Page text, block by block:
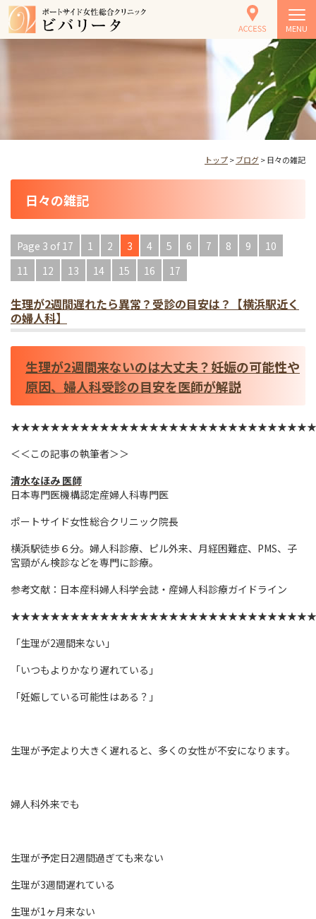
MENU
トップ>ブログ> 日々の雑記
日々の雑記
Page 3 of 17 1 2 3 4 5 6 7 8 9
10
11
12 13 14 15 16 17
生理が2週間遅れたら異常？受診の目安は？【横浜駅近く
の婦人科】
生理が2週間来ないのは大丈夫？妊娠の可能性や
原因、婦人科受診の目安を医師が解説
＜＜この記事の執筆者＞＞
清水なほみ 医師
日本専門医機構認定産婦人科専門医
ポートサイド女性総合クリニック院長
横浜駅徒歩６分。婦人科診療、ピル外来、月経困難症、PMS、子
宮頸がん検診などを専門に診療。
参考文献：日本産科婦人科学会誌・産婦人科診療ガイドライン
「生理が2週間来ない」
「いつもよりかなり遅れている」
「妊娠している可能性はある？」
生理が予定より大きく遅れると、多くの女性が不安になります。
婦人科外来でも
生理が予定日2週間過ぎても来ない
生理が3週間遅れている
生理が1ヶ月来ない